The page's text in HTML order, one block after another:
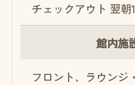
チェックアウト 翌朝
館内施
フロント、ラウンジ